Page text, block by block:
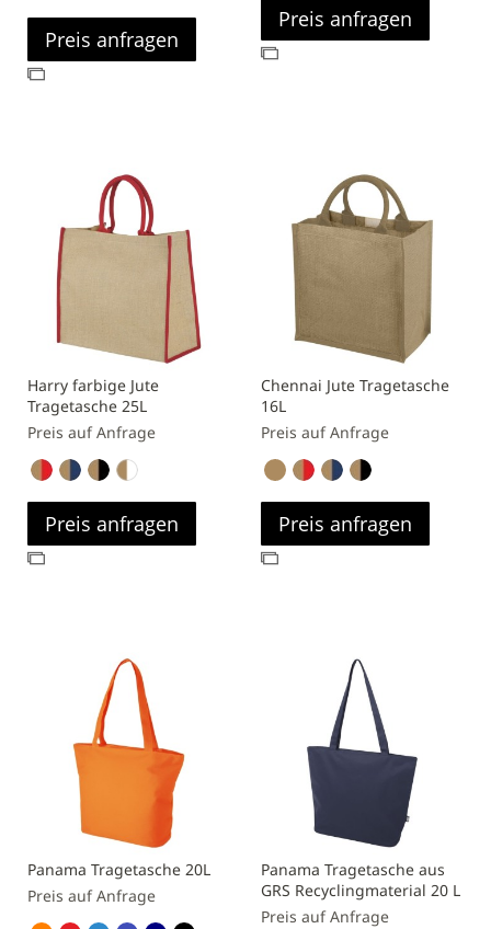
Preis anfragen
Zur
Preis anfragen
Zur
Harry farbige Jute
Tragetasche 25L
Preis auf Anfrage
Preis anfragen
Zur
Chennai Jute Tragetasche
16L
Preis auf Anfrage
Preis anfragen
Zur
Panama Tragetasche 20L
Preis auf Anfrage
Panama Tragetasche aus
GRS Recyclingmaterial 20 L
Preis auf Anfrage